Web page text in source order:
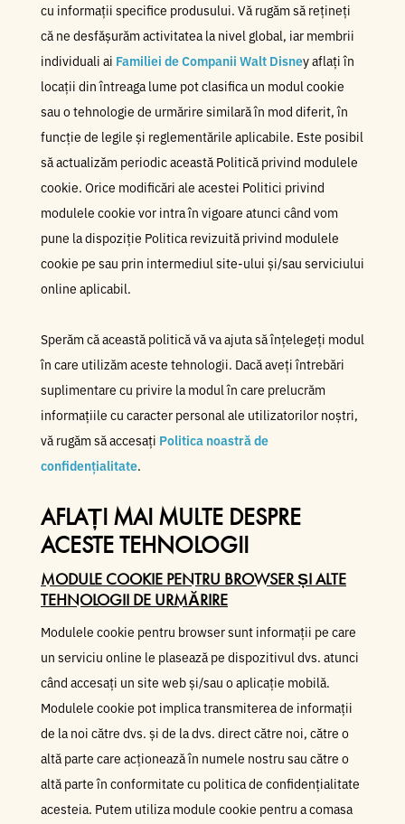
cu informații specifice produsului. Vă rugăm să rețineți
că ne desfășurăm activitatea la nivel global, iar membrii
individuali ai Familiei de Companii Walt Disney aflați în
locații din întreaga lume pot clasifica un modul cookie
sau o tehnologie de urmărire similară în mod diferit, în
funcție de legile și reglementările aplicabile. Este posibil
să actualizăm periodic această Politică privind modulele
cookie. Orice modificări ale acestei Politici privind
modulele cookie vor intra în vigoare atunci când vom
pune la dispoziție Politica revizuită privind modulele
cookie pe sau prin intermediul site-ului și/sau serviciului
online aplicabil.
Sperăm că această politică vă va ajuta să înțelegeți modul
în care utilizăm aceste tehnologii. Dacă aveți întrebări
suplimentare cu privire la modul în care prelucrăm
informațiile cu caracter personal ale utilizatorilor noștri,
vă rugăm să accesați Politica noastră de
confidențialitate.
AFLAȚI MAI MULTE DESPRE
ACESTE TEHNOLOGII
MODULE COOKIE PENTRU BROWSER ȘI ALTE
TEHNOLOGII DE URMĂRIRE
Modulele cookie pentru browser sunt informații pe care
un serviciu online le plasează pe dispozitivul dvs. atunci
când accesați un site web și/sau o aplicație mobilă.
Modulele cookie pot implica transmiterea de informații
de la noi către dvs. și de la dvs. direct către noi, către o
altă parte care acționează în numele nostru sau către o
altă parte în conformitate cu politica de confidențialitate
acesteia. Putem utiliza module cookie pentru a comasa